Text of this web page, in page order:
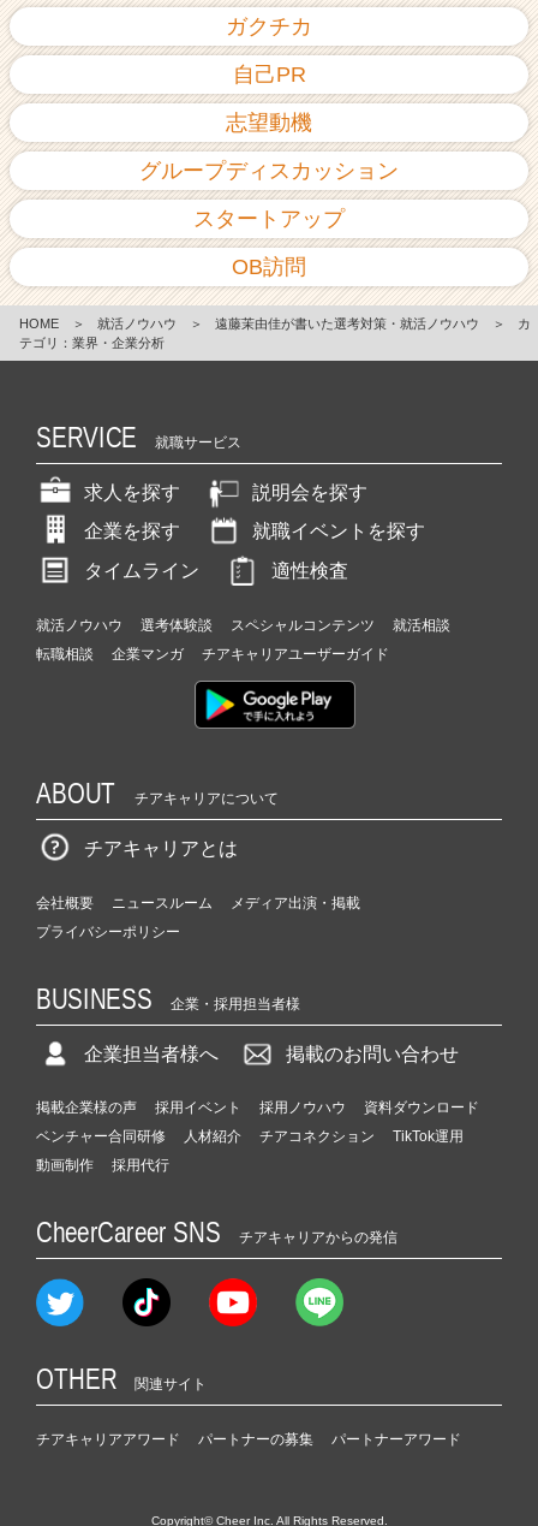
ガクチカ
自己PR
志望動機
グループディスカッション
スタートアップ
OB訪問
HOME ＞ 就活ノウハウ ＞ 遠藤茉由佳が書いた選考対策・就活ノウハウ ＞
カ
テゴリ：業界・企業分析
SERVICE 就職サービス
求人を探す
説明会を探す
企業を探す
就職イベントを探す
タイムライン
適性検査
就活ノウハウ 選考体験談 スペシャルコンテンツ
就活相談
転職相談
企業マンガ チアキャリアユーザーガイド
ABOUT チアキャリアについて
チアキャリアとは
会社概要 ニュースルーム
メディア出演・掲載
プライバシーポリシー
BUSINESS 企業・採用担当者様
企業担当者様へ 掲載のお問い合わせ
掲載企業様の声 採用イベント 採用ノウハウ
資料ダウンロード
ベンチャー合同研修
人材紹介 チアコネクション
TikTok運用
動画制作
採用代行
CheerCareer SNS チアキャリアからの発信
OTHER 関連サイト
チアキャリアアワード パートナーの募集 パートナーアワード
Copyright© Cheer Inc. All Rights Reserved.